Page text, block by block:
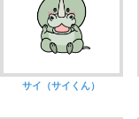
サイ（サイくん）